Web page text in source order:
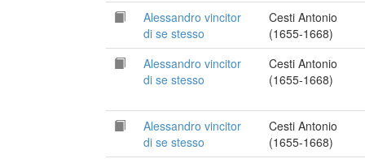
Alessandro vincitor
di se stesso
Cesti Antonio
(1655-1668)
Alessandro vincitor
di se stesso
Cesti Antonio
(1655-1668)
Alessandro vincitor
di se stesso
Cesti Antonio
(1655-1668)